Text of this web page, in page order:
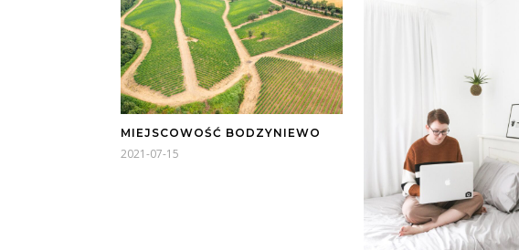
MIEJSCOWOŚĆ BODZYNIEWO
2021-07-15